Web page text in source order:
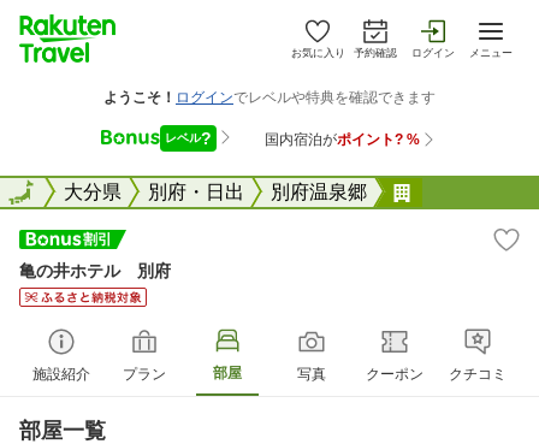
お気に入り 予約確認 ログイン メニュー
全国大分県 別府・日出 別府温泉郷
全国
亀の井ホテル 別府
施設紹介 プラン 部屋 写真 クーポン クチコミ
部屋一覧